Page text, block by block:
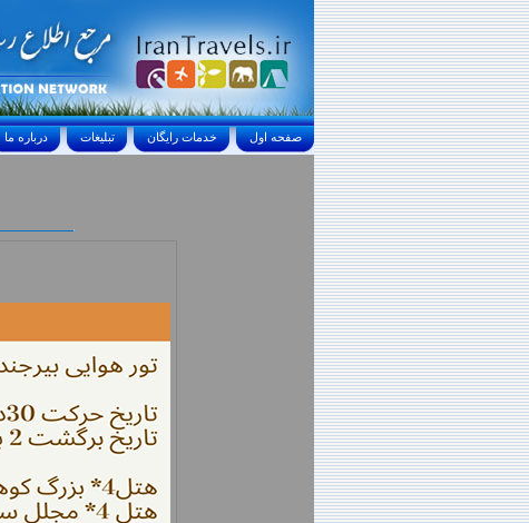
درباره ما تبليغات خدمات رايگان صفحه اول